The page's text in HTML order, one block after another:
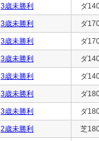
3歳未勝利 ダ
3歳未勝利 ダ
3歳未勝利 ダ
3歳未勝利 ダ
3歳未勝利 ダ
3歳未勝利 ダ
3歳未勝利 ダ
2歳未勝利 芝